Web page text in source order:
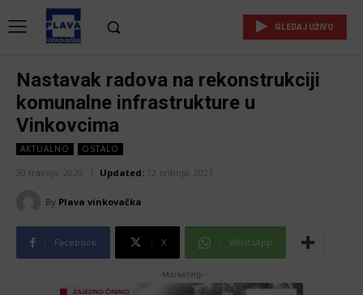
GLEDAJ UŽIVO
Nastavak radova na rekonstrukciji
komunalne infrastrukture u
Vinkovcima
AKTUALNO OSTALO
30 travnja, 2020 Updated: 12 svibnja, 2021
By Plava vinkovačka
Facebook X WhatsApp
-Marketing-